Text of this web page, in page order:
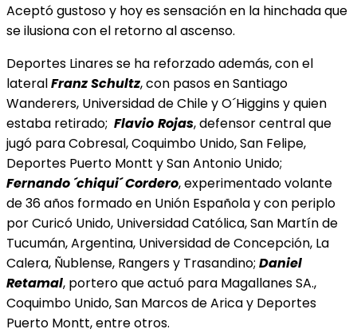
Aceptó gustoso y hoy es sensación en la hinchada que
se ilusiona con el retorno al ascenso.
Deportes Linares se ha reforzado además, con el
lateralFranz Schultz, con pasos en Santiago
Wanderers, Universidad de Chile y O´Higgins y quien
estaba retirado; Flavio Rojas, defensor central que
jugó para Cobresal, Coquimbo Unido, San Felipe,
Deportes Puerto Montt y San Antonio Unido;
Fernando ´chiqui´ Cordero, experimentado volante
de 36 años formado en Unión Española y con periplo
por Curicó Unido, Universidad Católica, San Martín de
Tucumán, Argentina, Universidad de Concepción, La
Calera, Ñublense, Rangers y Trasandino; Daniel
Retamal, portero que actuó para Magallanes SA.,
Coquimbo Unido, San Marcos de Arica y Deportes
Puerto Montt, entre otros.